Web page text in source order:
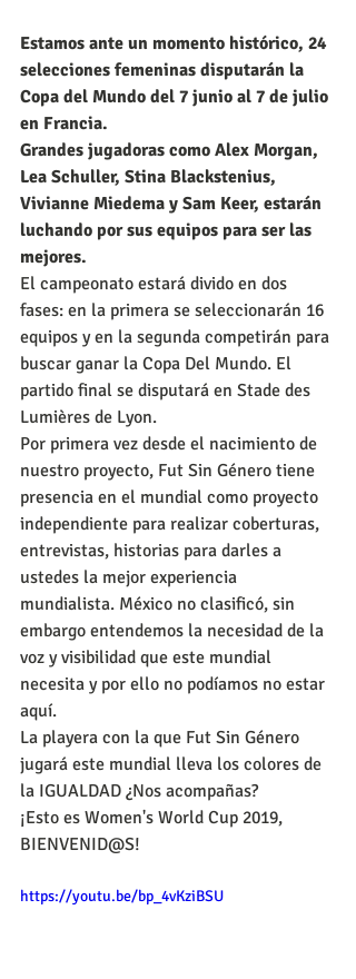
Estamos ante un momento histórico, 24
selecciones femeninas disputarán la
Copa del Mundo del 7 junio al 7 de julio
en Francia.
Grandes jugadoras como Alex Morgan,
Lea Schuller, Stina Blackstenius,
Vivianne Miedema y Sam Keer, estarán
luchando por sus equipos para ser las
mejores.
El campeonato estará divido en dos
fases: en la primera se seleccionarán 16
equipos y en la segunda competirán para
buscar ganar la Copa Del Mundo. El
partido final se disputará en Stade des
Lumières de Lyon.
Por primera vez desde el nacimiento de
nuestro proyecto, Fut Sin Género tiene
presencia en el mundial como proyecto
independiente para realizar coberturas,
entrevistas, historias para darles a
ustedes la mejor experiencia
mundialista. México no clasificó, sin
embargo entendemos la necesidad de la
voz y visibilidad que este mundial
necesita y por ello no podíamos no estar
aquí.
La playera con la que Fut Sin Género
jugará este mundial lleva los colores de
la IGUALDAD ¿Nos acompañas?
¡Esto es Women's World Cup 2019,
BIENVENID@S!
https://youtu.be/bp_4vKziBSU